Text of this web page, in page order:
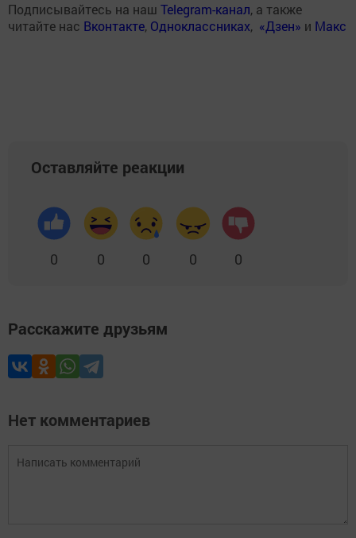
Подписывайтесь на наш Telegram-канал, а также
читайте нас Вконтакте, Одноклассниках, «Дзен» и Макс
Оставляйте реакции
0 0 0 0 0
Расскажите друзьям
Нет комментариев